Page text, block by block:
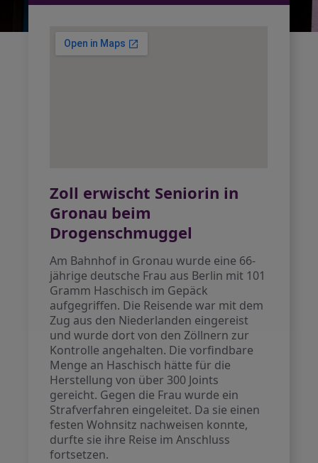
Zoll erwischt Seniorin in
Gronau beim
Drogenschmuggel
Am Bahnhof in Gronau wurde eine 66-
jährige deutsche Frau aus Berlin mit 101
Gramm Haschisch im Gepäck
aufgegriffen. Die Reisende war mit dem
Zug aus den Niederlanden eingereist
und wurde dort von den Zöllnern zur
Kontrolle angehalten. Die vorfindbare
Menge an Haschisch hätte für die
Herstellung von über 300 Joints
gereicht. Gegen die Frau wurde ein
Strafverfahren eingeleitet. Da sie einen
festen Wohnsitz nachweisen konnte,
durfte sie ihre Reise im Anschluss
fortsetzen.